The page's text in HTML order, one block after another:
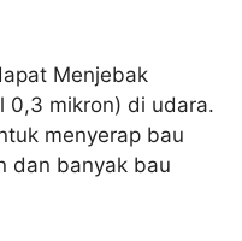
Menjebak
0,3 mikron) di udara.
menyerap bau
dan banyak bau